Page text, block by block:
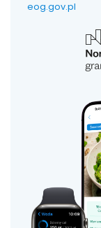
eog.gov.pl